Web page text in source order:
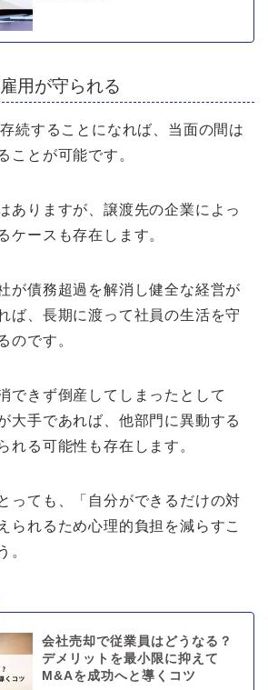
用が守られる
続することになれば、当面の間は
ことが可能です。
ありますが、譲渡先の企業によっ
ケースも存在します。
が債務超過を解消し健全な経営が
ば、長期に渡って社員の生活を守
のです。
できず倒産してしまったとして
大手であれば、他部門に異動する
れる可能性も存在します。
っても、「自分ができるだけの対
られるため心理的負担を減らすこ
。
会社売却で従業員はどうなる？
デメリットを最小限に抑えて
M&Aを成功へと導くコツ